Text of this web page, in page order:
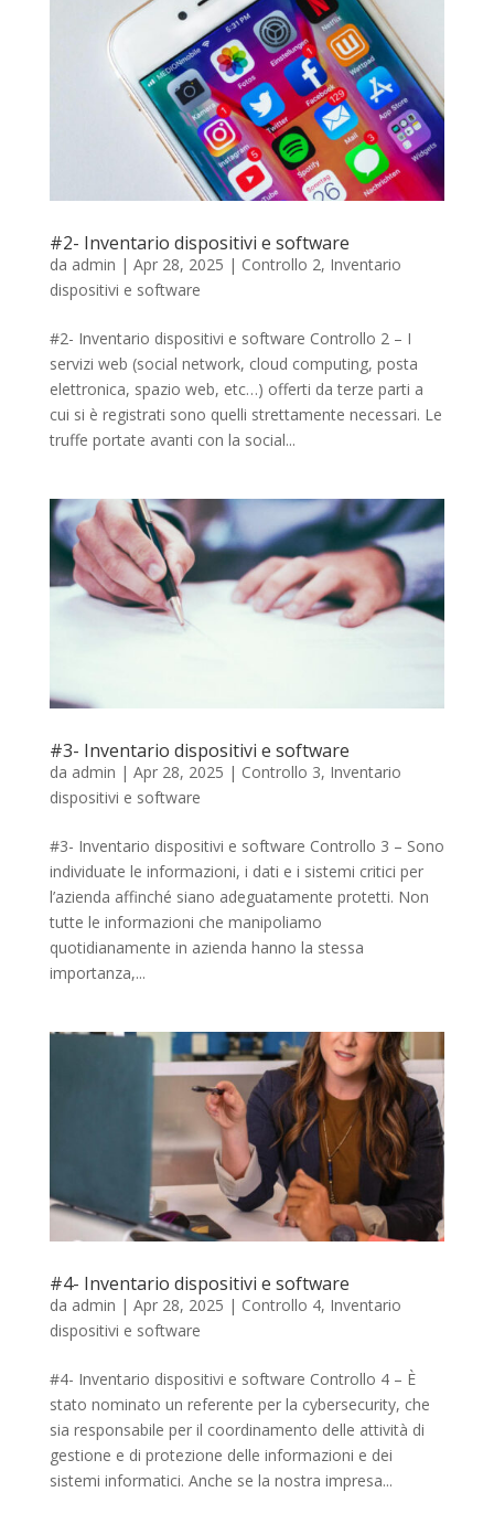
#2- Inventario dispositivi e software
da admin | Apr 28, 2025 | Controllo 2, Inventario
dispositivi e software
#2- Inventario dispositivi e software Controllo 2 – I
servizi web (social network, cloud computing, posta
elettronica, spazio web, etc…) offerti da terze parti a
cui si è registrati sono quelli strettamente necessari. Le
truffe portate avanti con la social...
#3- Inventario dispositivi e software
da admin | Apr 28, 2025 | Controllo 3, Inventario
dispositivi e software
#3- Inventario dispositivi e software Controllo 3 – Sono
individuate le informazioni, i dati e i sistemi critici per
l’azienda affinché siano adeguatamente protetti. Non
tutte le informazioni che manipoliamo
quotidianamente in azienda hanno la stessa
importanza,...
#4- Inventario dispositivi e software
da admin | Apr 28, 2025 | Controllo 4, Inventario
dispositivi e software
#4- Inventario dispositivi e software Controllo 4 – È
stato nominato un referente per la cybersecurity, che
sia responsabile per il coordinamento delle attività di
gestione e di protezione delle informazioni e dei
sistemi informatici. Anche se la nostra impresa...